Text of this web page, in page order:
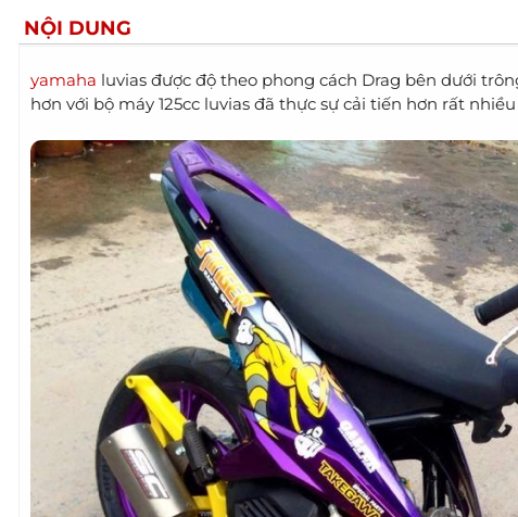
NỘI DUNG
yamaha luvias được độ theo phong cách Drag bên dưới
hơn với bộ máy 125cc luvias đã thực sự cải tiến hơn rất